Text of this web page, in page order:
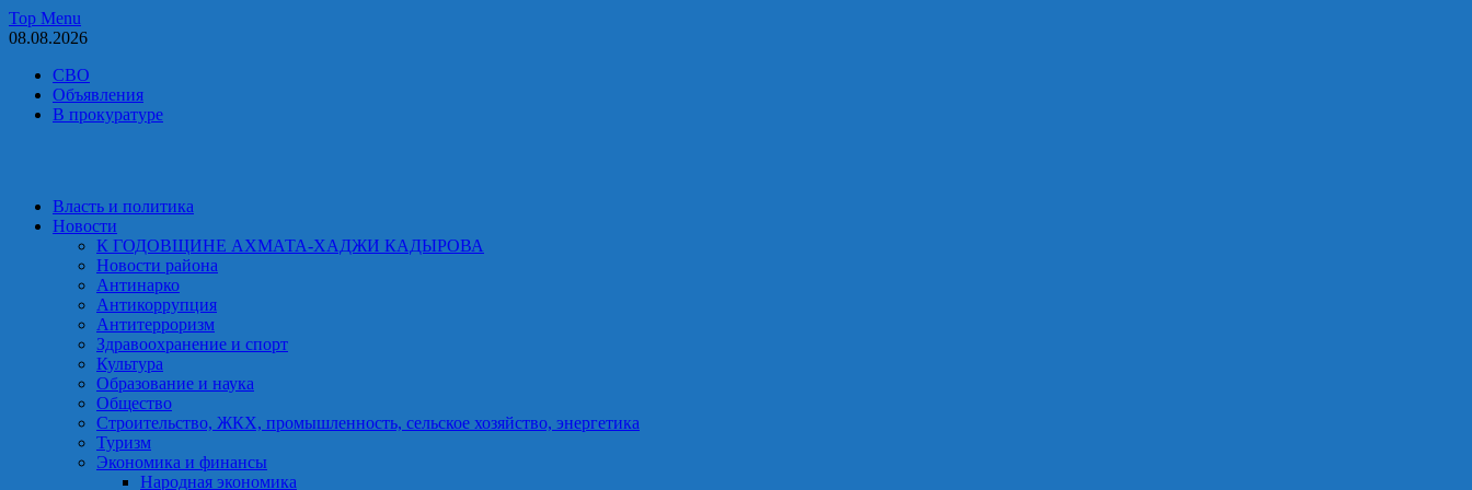
Skip
to
Top Menu
08.08.2026
СВО
Объявления
В прокуратуре
Власть и политика
Новости
К ГОДОВЩИНЕ АХМАТА-ХАДЖИ КАДЫРОВА
Новости района
Антинарко
Антикоррупция
Антитерроризм
Здравоохранение и спорт
Культура
Образование и наука
Общество
Строительство, ЖКХ, промышленность, сельское хозяйство, энергетика
Туризм
Экономика и финансы
Народная экономика